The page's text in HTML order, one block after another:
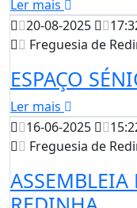
Ler mais
20-08-2025
Freguesia de
ESPAÇO
Ler mais
16-06-2025
Freguesia de
ASSEMBLEIA